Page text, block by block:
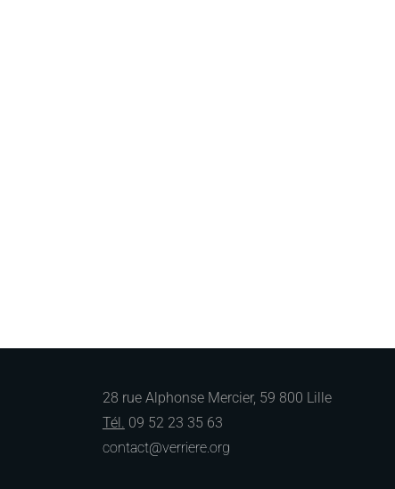
28 rue Alphonse Mercier, 59 800 Lille
Tél. 09 52 23 35 63
contact@verriere.org